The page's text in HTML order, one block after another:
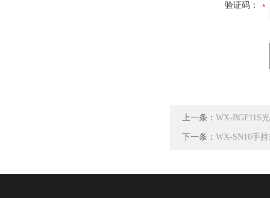
验证码：
上一条： WX-BGF11S
下一条： WX-SN10手